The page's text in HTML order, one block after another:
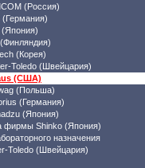
(Россия)
(Корея)
Toledo (Швейцария)
(США)
(Польша)
(Германия)
(Япония)
фирмы Shinko (Япония)
назначения
Toledo (Швейцария)